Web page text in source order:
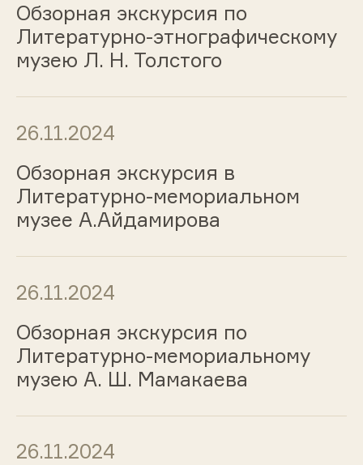
Обзорная экскурсия по
Литературно-этнографическому
музею Л. Н. Толстого
26.11.2024
Обзорная экскурсия в
Литературно-мемориальном
музее А.Айдамирова
26.11.2024
Обзорная экскурсия по
Литературно-мемориальному
музею А. Ш. Мамакаева
26.11.2024